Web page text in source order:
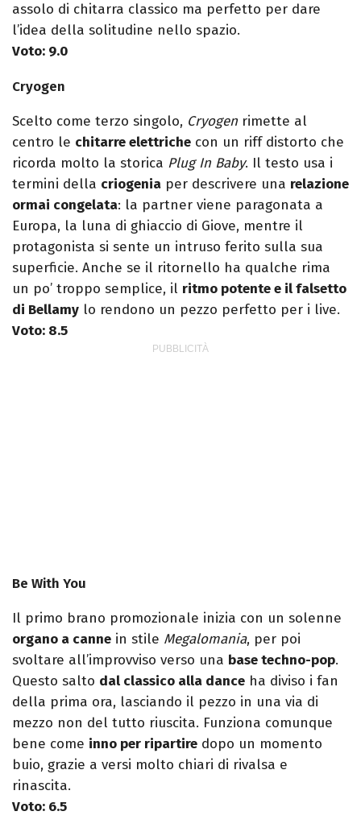
assolo di chitarra classico ma perfetto per dare
l’idea della solitudine nello spazio.
Voto: 9.0
Cryogen
Scelto come terzo singolo, Cryogenrimette al
centro le chitarre elettriche con un riff distorto che
ricorda molto la storica Plug In Baby. Il testo usa i
termini della criogenia per descrivere una relazione
ormai congelata: la partner viene paragonata a
Europa, la luna di ghiaccio di Giove, mentre il
protagonista si sente un intruso ferito sulla sua
superficie. Anche se il ritornello ha qualche rima
un po’ troppo semplice, il ritmo potente e il falsetto
di Bellamy lo rendono un pezzo perfetto per i live.
Voto: 8.5
Be With You
Il primo brano promozionale inizia con un solenne
organo a canne in stile Megalomania, per poi
svoltare all’improvviso verso una base techno-pop.
Questo salto dal classico alla dance ha diviso i fan
della prima ora, lasciando il pezzo in una via di
mezzo non del tutto riuscita. Funziona comunque
bene come inno per ripartire dopo un momento
buio, grazie a versi molto chiari di rivalsa e
rinascita.
Voto: 6.5